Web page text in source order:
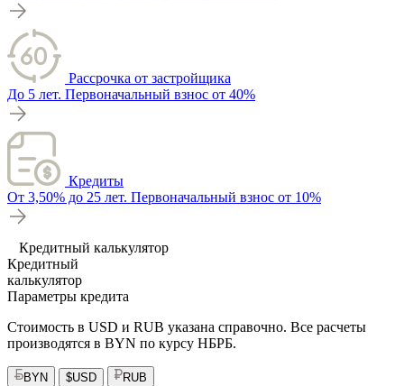
Рассрочка от застройщика
До 5 лет. Первоначальный взнос от 40%
Кредиты
От 3,50% до 25 лет. Первоначальный взнос от 10%
Кредитный калькулятор
Кредитный
калькулятор
Параметры кредита
Стоимость в USD и RUB указана справочно. Все расчеты
производятся в BYN по курсу НБРБ.
BYN $USD RUB